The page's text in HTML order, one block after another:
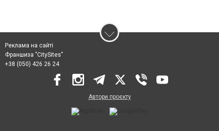
Реклама на сайті
Франшиза "CitySites"
+38 (050) 426 26 24
Автори проєкту